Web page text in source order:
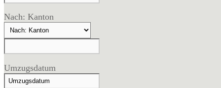
Nach: Kanton
Umzugsdatum